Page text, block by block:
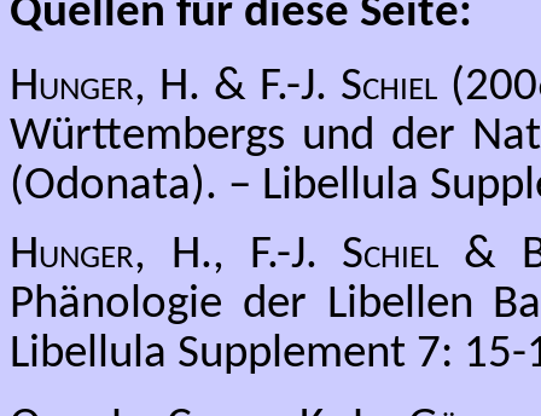
Quellen für diese Seite:
Hunger, H. & F.-J. Schiel
Württembergs und der
(Odonata). – Libellula
Hunger, H., F.-J. Schiel &
Phänologie der Libellen
Libellula Supplement 7: 15-